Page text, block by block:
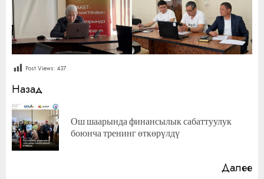
Post Views: 437
Продолжить
чтение
Назад
Ош шаарында финансылык сабаттуулук
боюнча тренинг өткөрүлдү
Далее